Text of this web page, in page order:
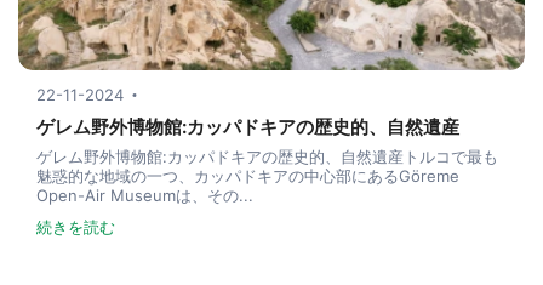
22-11-2024
ゲレム野外博物館:カッパドキアの歴史的、自然遺産
ゲレム野外博物館:カッパドキアの歴史的、自然遺産トルコで最も
魅惑的な地域の一つ、カッパドキアの中心部にあるGöreme
Open-Air Museumは、その...
続きを読む